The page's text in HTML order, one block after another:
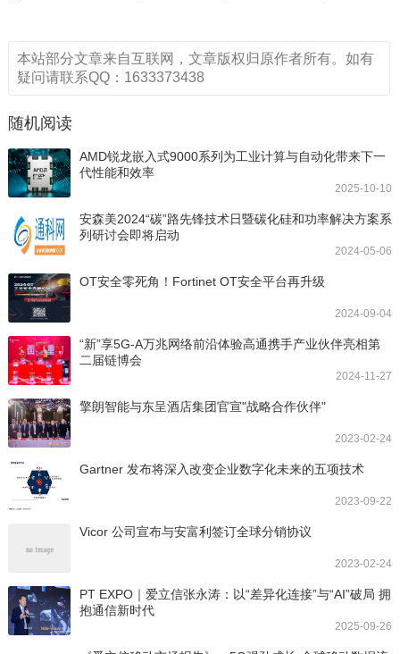
本站部分文章来自互联网，文章版权归原作者所有。如有
疑问请联系QQ：1633373438
随机阅读
AMD锐龙嵌入式9000系列为工业计算与自动化带来下一
代性能和效率
2025-10-10
安森美2024“碳”路先锋技术日暨碳化硅和功率解决方案系
列研讨会即将启动
2024-05-06
OT安全零死角！Fortinet OT安全平台再升级
2024-09-04
“新”享5G-A万兆网络前沿体验高通携手产业伙伴亮相第
二届链博会
2024-11-27
擎朗智能与东呈酒店集团官宣"战略合作伙伴"
2023-02-24
Gartner 发布将深入改变企业数字化未来的五项技术
2023-09-22
Vicor 公司宣布与安富利签订全球分销协议
2023-02-24
PT EXPO｜爱立信张永涛：以“差异化连接”与“AI”破局 拥
抱通信新时代
2025-09-26